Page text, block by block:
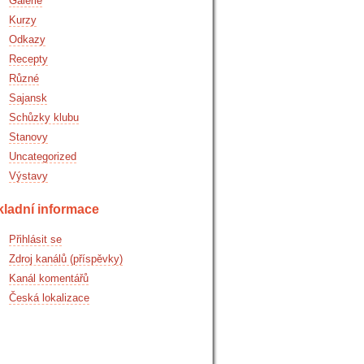
Kurzy
Odkazy
Recepty
Různé
Sajansk
Schůzky klubu
Stanovy
Uncategorized
Výstavy
informace
Přihlásit se
Zdroj kanálů (příspěvky)
Kanál komentářů
Česká lokalizace